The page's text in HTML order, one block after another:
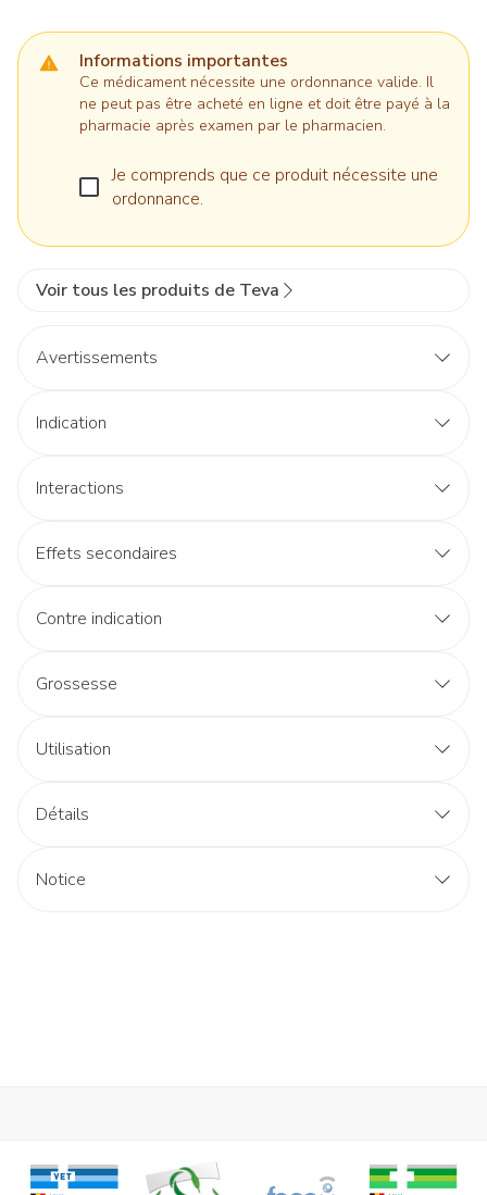
Informations importantes
Ce médicament nécessite une ordonnance valide. Il
ne peut pas être acheté en ligne et doit être payé à la
pharmacie après examen par le pharmacien.
Je comprends que ce produit nécessite une
ordonnance.
Voir tous les produits de Teva
Avertissements
Indication
Interactions
Effets secondaires
Contre indication
Grossesse
Utilisation
Détails
Notice